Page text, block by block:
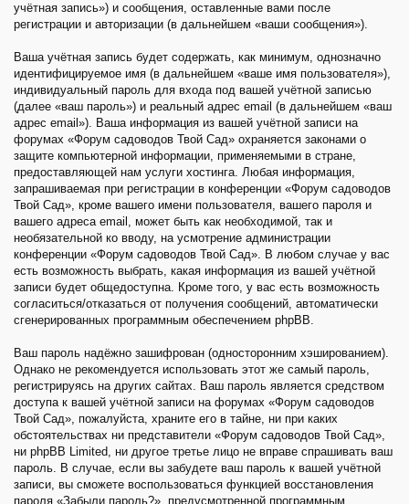
учётная запись») и сообщения, оставленные вами после
регистрации и авторизации (в дальнейшем «ваши сообщения»).
Ваша учётная запись будет содержать, как минимум, однозначно
идентифицируемое имя (в дальнейшем «ваше имя пользователя»),
индивидуальный пароль для входа под вашей учётной записью
(далее «ваш пароль») и реальный адрес email (в дальнейшем «ваш
адрес email»). Ваша информация из вашей учётной записи на
форумах «Форум садоводов Твой Сад» охраняется законами о
защите компьютерной информации, применяемыми в стране,
предоставляющей нам услуги хостинга. Любая информация,
запрашиваемая при регистрации в конференции «Форум садоводов
Твой Сад», кроме вашего имени пользователя, вашего пароля и
вашего адреса email, может быть как необходимой, так и
необязательной ко вводу, на усмотрение администрации
конференции «Форум садоводов Твой Сад». В любом случае у вас
есть возможность выбрать, какая информация из вашей учётной
записи будет общедоступна. Кроме того, у вас есть возможность
согласиться/отказаться от получения сообщений, автоматически
сгенерированных программным обеспечением phpBB.
Ваш пароль надёжно зашифрован (односторонним хэшированием).
Однако не рекомендуется использовать этот же самый пароль,
регистрируясь на других сайтах. Ваш пароль является средством
доступа к вашей учётной записи на форумах «Форум садоводов
Твой Сад», пожалуйста, храните его в тайне, ни при каких
обстоятельствах ни представители «Форум садоводов Твой Сад»,
ни phpBB Limited, ни другое третье лицо не вправе спрашивать ваш
пароль. В случае, если вы забудете ваш пароль к вашей учётной
записи, вы сможете воспользоваться функцией восстановления
пароля «Забыли пароль?», предусмотренной программным